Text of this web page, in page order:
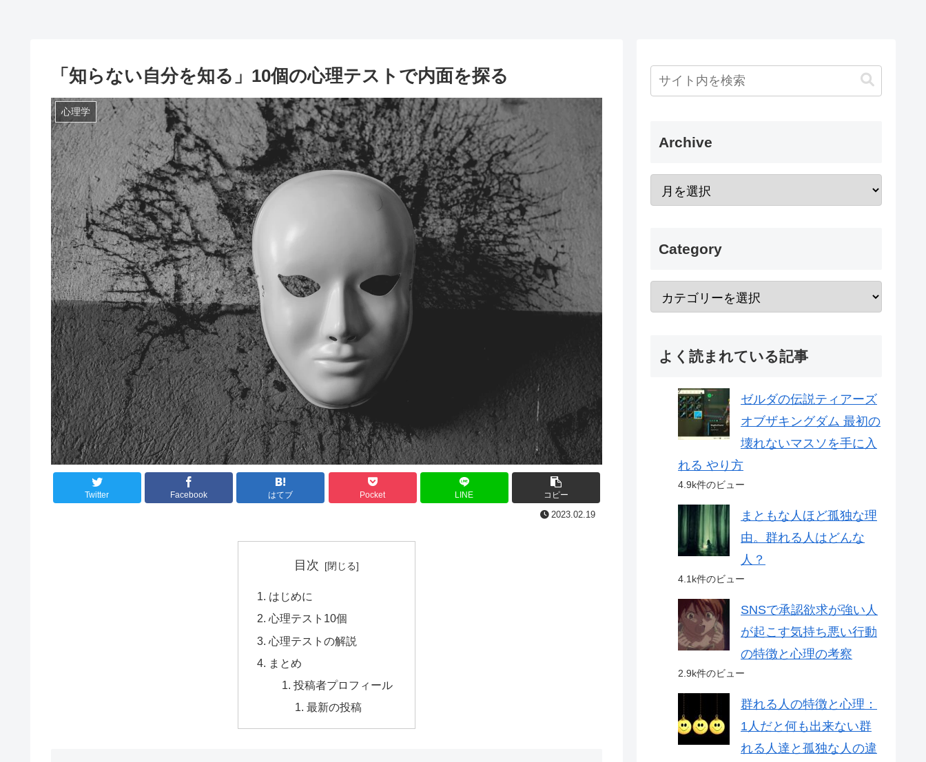
「知らない自分を知る」10個の心理テストで内面を探る
心理学
Twitter Facebook はてブ Pocket LINE コピー
2023.02.19
目次
はじめに
心理テスト10個
心理テストの解説
まとめ
投稿者プロフィール
最新の投稿
Archive
Category
よく読まれている記事
ゼルダの伝説ティアーズ
オブザキングダム 最初の
壊れないマスソを手に入
れる やり方
4.9k件のビュー
まともな人ほど孤独な理
由。群れる人はどんな
人？
4.1k件のビュー
SNSで承認欲求が強い人
が起こす気持ち悪い行動
の特徴と心理の考察
2.9k件のビュー
群れる人の特徴と心理：
1人だと何も出来ない群
れる人達と孤独な人の違